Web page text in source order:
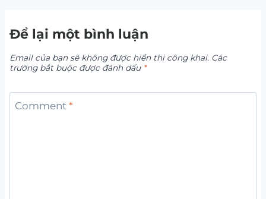
Để lại một bình luận
Email của bạn sẽ không được hiển thị công khai. Các
trường bắt buộc được đánh dấu *
Comment *